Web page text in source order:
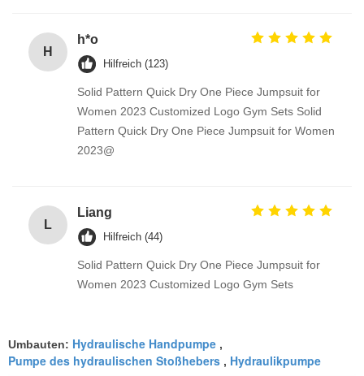
H
h*o
Hilfreich (123)
Solid Pattern Quick Dry One Piece Jumpsuit for
Women 2023 Customized Logo Gym Sets Solid
Pattern Quick Dry One Piece Jumpsuit for Women
2023@
L
Liang
Hilfreich (44)
Solid Pattern Quick Dry One Piece Jumpsuit for
Women 2023 Customized Logo Gym Sets
Umbauten: Hydraulische Handpumpe ,
Pumpe des hydraulischen Stoßhebers , Hydraulikpumpe